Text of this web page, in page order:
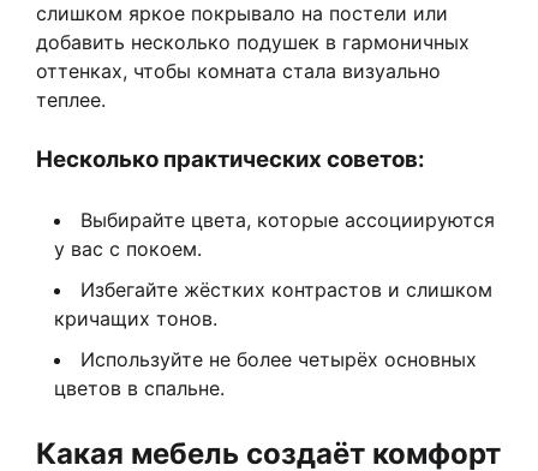
слишком яркое покрывало на постели или
добавить несколько подушек в гармоничных
оттенках, чтобы комната стала визуально
теплее.
Несколько практических советов:
Выбирайте цвета, которые ассоциируются
у вас с покоем.
Избегайте жёстких контрастов и слишком
кричащих тонов.
Используйте не более четырёх основных
цветов в спальне.
Какая мебель создаёт комфорт